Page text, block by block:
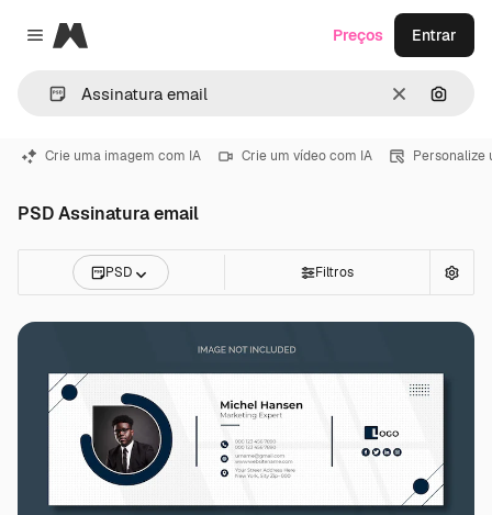
Close menu
Magnific
Limpar
Preços Entrar
Crie uma imagem com IA Crie um vídeo com IA Personalize
PSD Assinatura email
PSD Filtros